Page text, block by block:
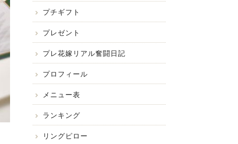
プチギフト
プレゼント
プレ花嫁リアル奮闘日記
プロフィール
メニュー表
ランキング
リングピロー